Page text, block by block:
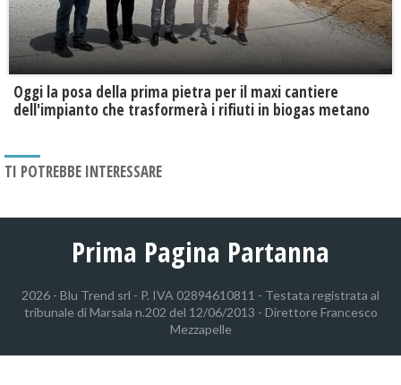
Oggi la posa della prima pietra per il maxi cantiere
dell'impianto che trasformerà i rifiuti in biogas metano
TI POTREBBE INTERESSARE
Prima Pagina Partanna
2026 - Blu Trend srl - P. IVA 02894610811 - Testata registrata al
tribunale di Marsala n.202 del 12/06/2013 - Direttore Francesco
Mezzapelle